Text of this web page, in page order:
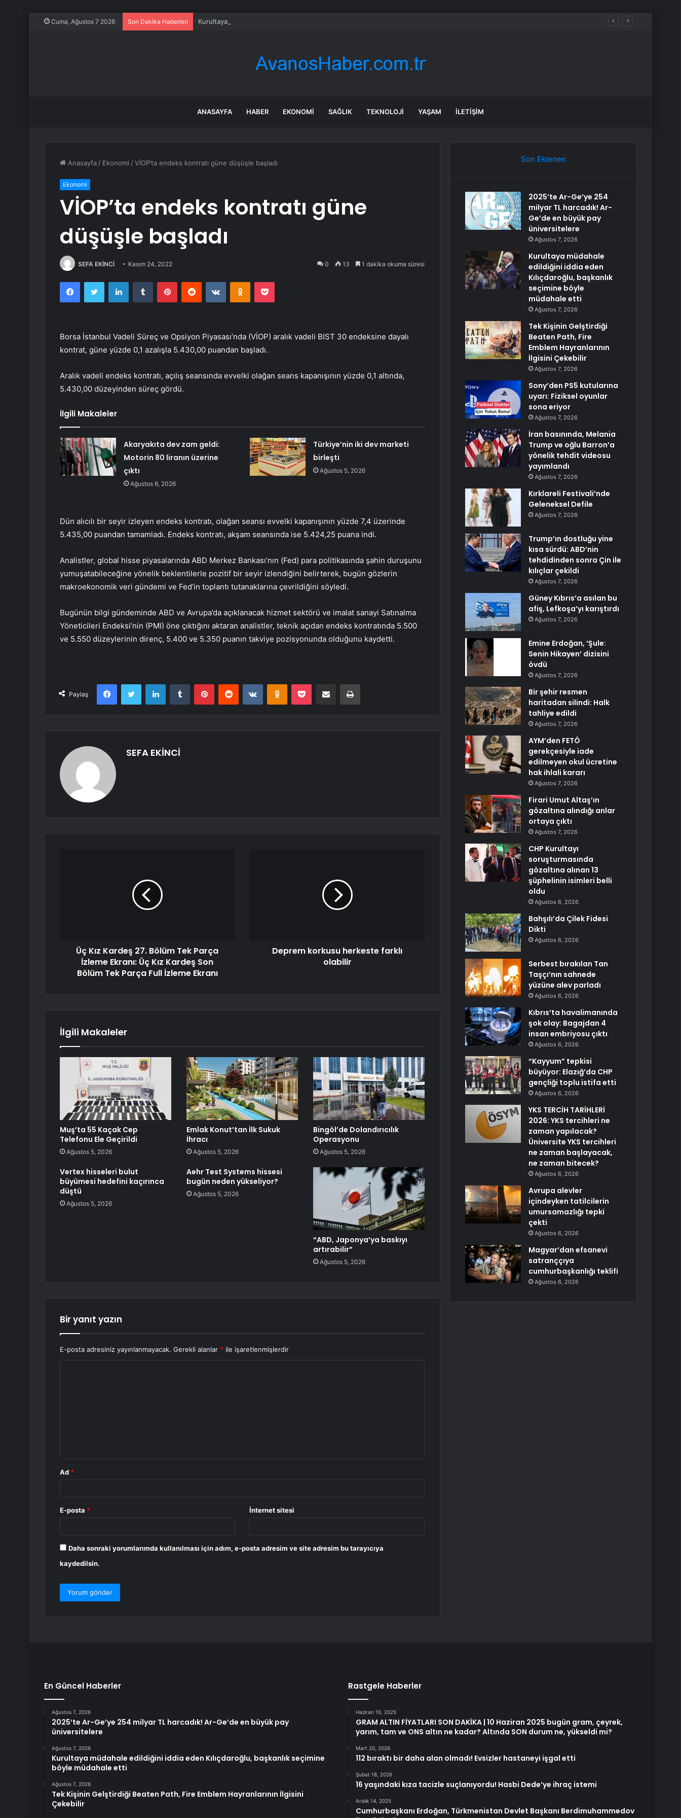
Cuma, Ağustos 7 2026 Son Dakika Haberleri Kurultaya müdahale edildiğini iddia eden Kılıçdaroğlu, başkanlık seçimine böyle müdahale etti
ANASAYFA HABER EKONOMI SAĞLIK TEKNOLOJI YAŞAM İLETIŞIM
Anasayfa / Ekonomi /VİOP’ta endeks kontratı güne düşüşle başladı
Ekonomi
VİOP’ta endeks kontratı güne
düşüşle başladı
SEFA EKİNCİ Kasım 24, 2022 0 13 1 dakika okuma süresi
FacebookTwitter LinkedInTumblr PinterestReddit VKontakteOdnoklassniki
Pocket
Borsa İstanbul Vadeli Süreç ve Opsiyon Piyasası’nda (VİOP) aralık vadeli BIST 30 endeksine dayalı
kontrat, güne yüzde 0,1 azalışla 5.430,00 puandan başladı.
Aralık vadeli endeks kontratı, açılış seansında evvelki olağan seans kapanışının yüzde 0,1 altında,
5.430,00 düzeyinden süreç gördü.
İlgili Makaleler
Akaryakıta dev zam geldi:
Motorin 80 liranın üzerine
çıktı
Ağustos 6, 2026
Türkiye’nin iki dev marketi
birleşti
Ağustos 5, 2026
Dün alıcılı bir seyir izleyen endeks kontratı, olağan seansı evvelki kapanışının yüzde 7,4 üzerinde
5.435,00 puandan tamamladı. Endeks kontratı, akşam seansında ise 5.424,25 puana indi.
Analistler, global hisse piyasalarında ABD Merkez Bankası’nın (Fed) para politikasında şahin duruşunu
yumuşatabileceğine yönelik beklentilerle pozitif bir seyir izlendiğini belirterek, bugün gözlerin
makroekonomik veri gündemi ve Fed’in toplantı tutanaklarına çevrildiğini söyledi.
Bugünün bilgi gündeminde ABD ve Avrupa’da açıklanacak hizmet sektörü ve imalat sanayi Satınalma
Yöneticileri Endeksi’nin (PMI) öne çıktığını aktaran analistler, teknik açıdan endeks kontratında 5.500
ve 5.550 düzeylerinin direnç, 5.400 ve 5.350 puanın takviye pozisyonunda olduğunu kaydetti.
Paylaş
FacebookTwitter LinkedInTumblr PinterestReddit VKontakteOdnoklassniki
Pocket E-Posta ile paylaş Yazdır
SEFA EKİNCİ
Üç Kız Kardeş 27. Bölüm Tek Parça
İzleme Ekranı: Üç Kız Kardeş Son
Bölüm Tek Parça Full İzleme Ekranı
Deprem korkusu herkeste farklı
olabilir
İlgili Makaleler
Muş’ta 55 Kaçak Cep
Telefonu Ele Geçirildi
Ağustos 5, 2026
Emlak Konut’tan İlk Sukuk
İhracı
Ağustos 5, 2026
Bingöl’de Dolandırıcılık
Operasyonu
Ağustos 5, 2026
Vertex hisseleri bulut
büyümesi hedefini kaçırınca
düştü
Ağustos 5, 2026
Aehr Test Systems hissesi
bugün neden yükseliyor?
Ağustos 5, 2026
“ABD, Japonya’ya baskıyı
artırabilir”
Ağustos 5, 2026
Bir yanıt yazın
E-posta adresiniz yayınlanmayacak. Gerekli alanlar * ile işaretlenmişlerdir
Ad *
E-posta * İnternet sitesi
Daha sonraki yorumlarımda kullanılması için adım, e-posta adresim ve site adresim bu tarayıcıya
kaydedilsin.
Son Eklenen
2025’te Ar-Ge’ye 254
milyar TL harcadık! Ar-
Ge’de en büyük pay
üniversitelere
Ağustos 7, 2026
Kurultaya müdahale
edildiğini iddia eden
Kılıçdaroğlu, başkanlık
seçimine böyle
müdahale etti
Ağustos 7, 2026
Tek Kişinin Gelştirdiği
Beaten Path, Fire
Emblem Hayranlarının
İlgisini Çekebilir
Ağustos 7, 2026
Sony’den PS5 kutularına
uyarı: Fiziksel oyunlar
sona eriyor
Ağustos 7, 2026
İran basınında, Melania
Trump ve oğlu Barron’a
yönelik tehdit videosu
yayımlandı
Ağustos 7, 2026
Kırklareli Festivali’nde
Geleneksel Defile
Ağustos 7, 2026
Trump’ın dostluğu yine
kısa sürdü: ABD’nin
tehdidinden sonra Çin ile
kılıçlar çekildi
Ağustos 7, 2026
Güney Kıbrıs’a asılan bu
afiş, Lefkoşa’yı karıştırdı
Ağustos 7, 2026
Emine Erdoğan, ‘Şule:
Senin Hikayen’ dizisini
övdü
Ağustos 7, 2026
Bir şehir resmen
haritadan silindi: Halk
tahliye edildi
Ağustos 7, 2026
AYM’den FETÖ
gerekçesiyle iade
edilmeyen okul ücretine
hak ihlali kararı
Ağustos 7, 2026
Firari Umut Altaş’ın
gözaltına alındığı anlar
ortaya çıktı
Ağustos 7, 2026
CHP Kurultayı
soruşturmasında
gözaltına alınan 13
şüphelinin isimleri belli
oldu
Ağustos 6, 2026
Bahşılı’da Çilek Fidesi
Dikti
Ağustos 6, 2026
Serbest bırakılan Tan
Taşçı’nın sahnede
yüzüne alev parladı
Ağustos 6, 2026
Kıbrıs’ta havalimanında
şok olay: Bagajdan 4
insan embriyosu çıktı
Ağustos 6, 2026
“Kayyum” tepkisi
büyüyor: Elazığ’da CHP
gençliği toplu istifa etti
Ağustos 6, 2026
YKS TERCİH TARİHLERİ
2026: YKS tercihleri ne
zaman yapılacak?
Üniversite YKS tercihleri
ne zaman başlayacak,
ne zaman bitecek?
Ağustos 6, 2026
Avrupa alevler
içindeyken tatilcilerin
umursamazlığı tepki
çekti
Ağustos 6, 2026
Magyar’dan efsanevi
satranççıya
cumhurbaşkanlığı teklifi
Ağustos 6, 2026
En Güncel Haberler
Ağustos 7, 2026
2025’te Ar-Ge’ye 254 milyar TL harcadık! Ar-Ge’de en büyük pay
üniversitelere
Ağustos 7, 2026
Kurultaya müdahale edildiğini iddia eden Kılıçdaroğlu, başkanlık seçimine
böyle müdahale etti
Ağustos 7, 2026
Tek Kişinin Gelştirdiği Beaten Path, Fire Emblem Hayranlarının İlgisini
Çekebilir
Rastgele Haberler
Haziran 10, 2025
GRAM ALTIN FİYATLARI SON DAKİKA | 10 Haziran 2025 bugün gram, çeyrek,
yarım, tam ve ONS altın ne kadar? Altında SON durum ne, yükseldi mi?
Mart 20, 2026
112 bıraktı bir daha alan olmadı! Evsizler hastaneyi işgal etti
Şubat 18, 2026
16 yaşındaki kıza tacizle suçlanıyordu! Hasbi Dede’ye ihraç istemi
Aralık 14, 2025
Cumhurbaşkanı Erdoğan, Türkmenistan Devlet Başkanı Berdimuhammedov